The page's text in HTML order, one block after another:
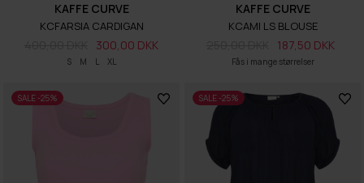
S M L XL
KAFFE CURVE
KCFARSIA CARDIGAN
300,00 DKK
Fås i mange størrelser
KAFFE CURVE
KCAMI LS BLOUSE
187,50 DKK
SALE -25% SALE -25%